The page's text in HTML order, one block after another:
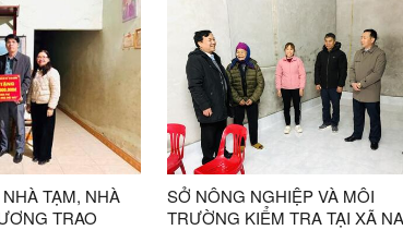
TẠM, NHÀ
TRAO
SỞ NÔNG NGHIỆP VÀ MÔI
TRƯỜNG KIỂM TRA TẠI XÃ NA